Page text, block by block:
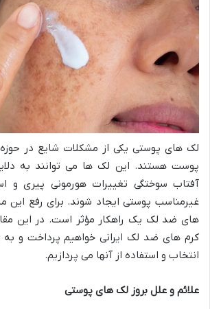
لک های پوستی یکی از مشکلات شایع در حوزه
پوست هستند. این لک ها می توانند به
آفتاب سوختگی تغییرات هورمونی پیری و
غیرمناسب پوستی ایجاد شوند. برای رفع این
های ضد لک یک راهکار مؤثر است. در این
کرم های ضد لک ایرانی خواهیم پرداخت و به
انتخاب و استفاده از آنها می پردازیم.
علائم و علل بروز لک های پوستی